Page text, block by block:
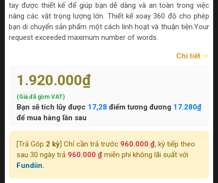
tay được thiết kế để giúp bạn dễ dàng và an toàn trong việc
nâng các vật trọng lượng lớn. Thiết kế xoay 360 độ cho phép
bạn di chuyển sản phẩm một cách linh hoạt và thuận tiện.Your
request exceeded maximum number of words.
Chi tiết
1.920.000₫
(Giá đã gồm VAT)
Bạn sẽ tích lũy được 17,28 điểm tương đương 17.280₫
để mua hàng lần sau
[Trả Góp 2 kỳ ] Chỉ cần trả trước 960.000 ₫, kỳ tiếp theo
sau 30 ngày trả 960.000 ₫ miễn phí không lãi suất với
Fundiin.